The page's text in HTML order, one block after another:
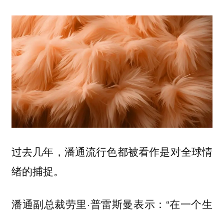
过去几年，潘通流行色都被看作是对全球情
绪的捕捉。
潘通副总裁劳里·普雷斯曼表示：“在一个生